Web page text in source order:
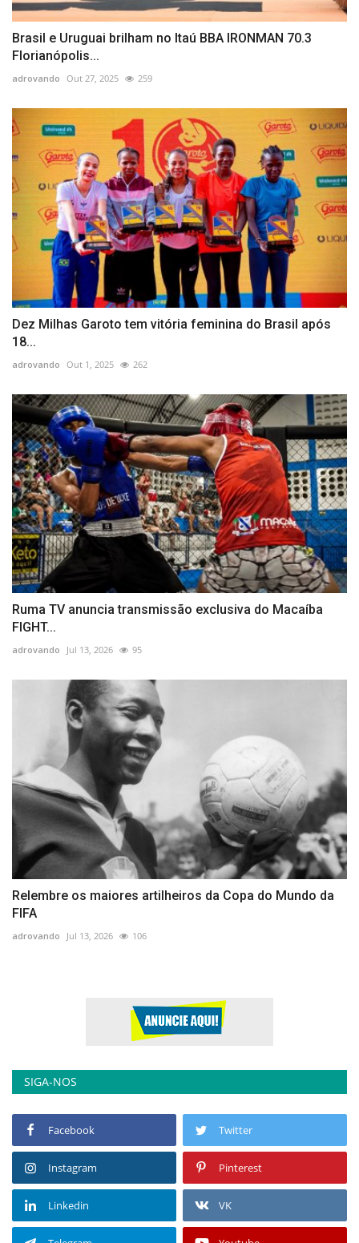
Brasil e Uruguai brilham no Itaú BBA IRONMAN 70.3
Florianópolis...
adrovando Out 27, 2025 259
Dez Milhas Garoto tem vitória feminina do Brasil após
18...
adrovando Out 1, 2025 262
Ruma TV anuncia transmissão exclusiva do Macaíba
FIGHT...
adrovando Jul 13, 2026 95
Relembre os maiores artilheiros da Copa do Mundo da
FIFA
adrovando Jul 13, 2026 106
SIGA-NOS
Facebook Twitter
Instagram Pinterest
Linkedin VK